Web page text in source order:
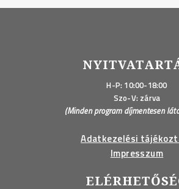
H-P: 10:00-18:00
Szo-V: zárva
(Minden program díjmentesen
Adatkezelési
Impresszum